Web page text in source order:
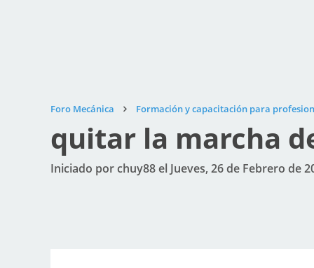
Foro Mecánica Formación y capacitación para
quitar la marcha
Iniciado por chuy88 el Jueves, 26 de Febrero de